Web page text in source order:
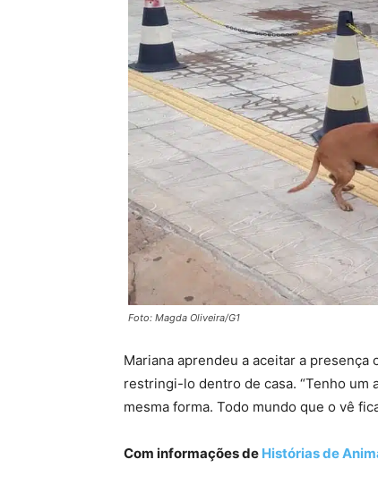
Foto: Magda Oliveira/G1
Mariana aprendeu a aceitar a
restringi-lo dentro de casa. “Tenho um
mesma forma. Todo mundo que o vê
Com informações de Histórias de